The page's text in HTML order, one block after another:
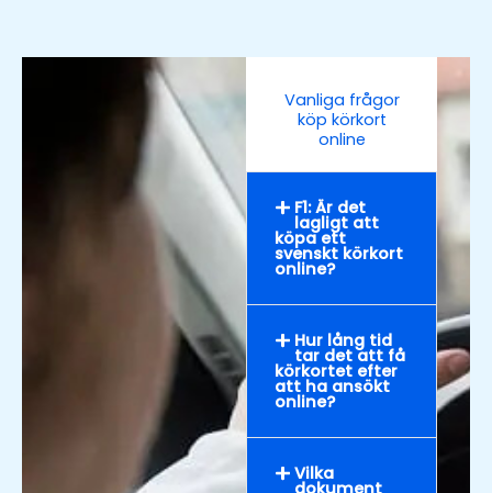
Vanliga frågor
köp körkort
online
F1: Är det
lagligt att
köpa ett
svenskt körkort
online?
Hur lång tid
tar det att få
körkortet efter
att ha ansökt
online?
Vilka
dokument